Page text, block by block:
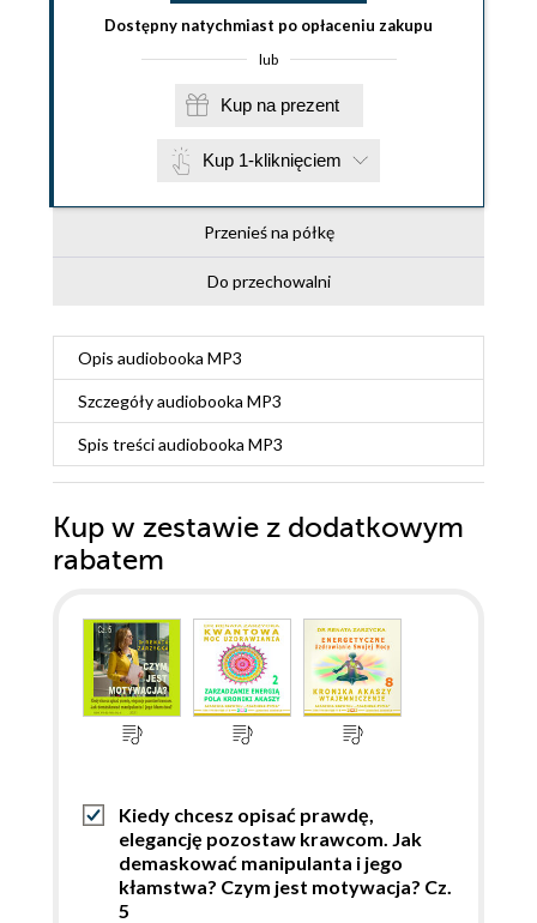
Dostępny natychmiast po opłaceniu zakupu
lub
Kup na prezent
Kup 1-kliknięciem
Przenieś na półkę
Do przechowalni
Opis audiobooka MP3
Szczegółyaudiobooka MP3
Spis treściaudiobooka MP3
Kup w zestawie z dodatkowym
rabatem
Kiedy chcesz opisać prawdę,
elegancję pozostaw krawcom. Jak
demaskować manipulanta i jego
kłamstwa? Czym jest motywacja? Cz.
5